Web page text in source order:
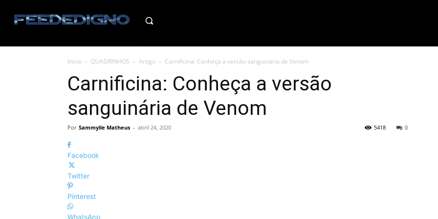
Início QUADRINHOS Artigo Carnificina: Conheça a versão sanguinária de Venom
Carnificina: Conheça a versão
sanguinária de Venom
Por Sammylle Matheus - abril 24, 2020 0
5418
Facebook
Twitter
Pinterest
WhatsApp